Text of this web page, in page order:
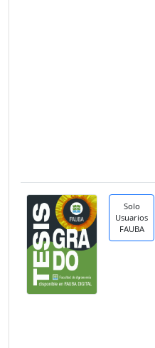
Solo
Usuarios
FAUBA